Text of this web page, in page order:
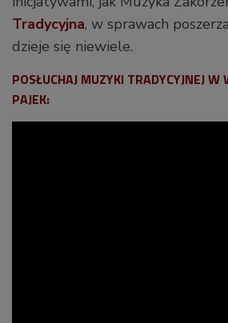
Tradycyjna, w sprawach
dzieje się niewiele.
POSŁUCHAJ MUZYKI TRADYCYJNEJ
PAJEK: